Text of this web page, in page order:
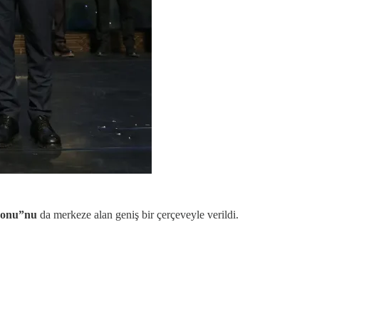
da merkeze alan geniş bir çerçeveyle verildi.